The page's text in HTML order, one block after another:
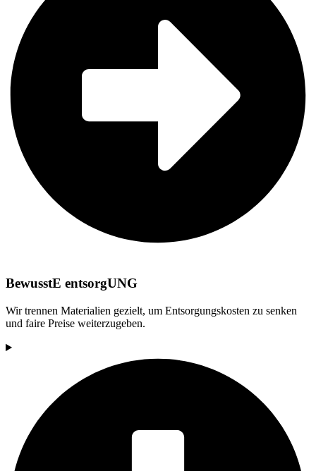
BewusstE entsorgUNG
Wir trennen Materialien gezielt, um Entsorgungskosten zu senken
und faire Preise weiterzugeben.